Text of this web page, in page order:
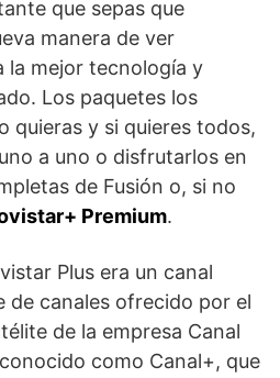
que sepas que
manera de ver
la mejor tecnología y
Los paquetes los
quieras y si quieres todos,
a uno o disfrutarlos en
de Fusión o, si no
Premium.
Plus era un canal
de canales ofrecido por el
de la empresa Canal
como Canal+, que